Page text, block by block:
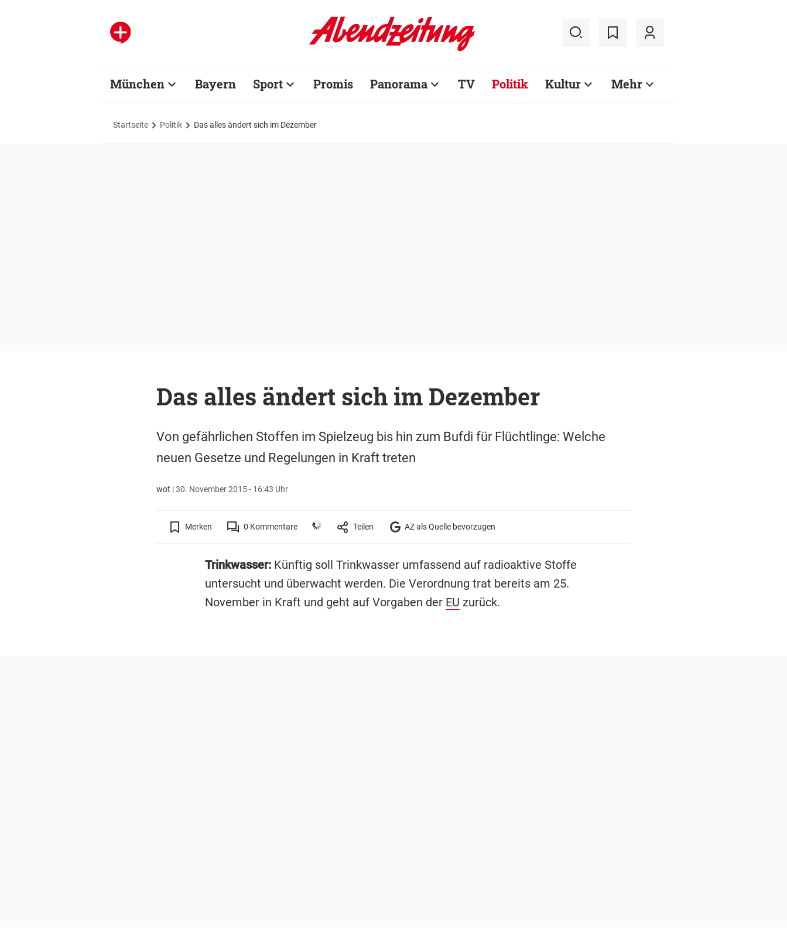
München Bayern Sport Promis Panorama TV Politik Kultur Mehr
Startseite Politik Das alles ändert sich im Dezember
Das alles ändert sich im Dezember
Von gefährlichen Stoffen im Spielzeug bis hin zum Bufdi für Flüchtlinge: Welche
neuen Gesetze und Regelungen in Kraft treten
wot |30. November 2015 - 16:43 Uhr
Merken 0 Kommentare Teilen AZ als Quelle bevorzugen
Trinkwasser:Künftig soll Trinkwasser umfassend auf radioaktive Stoffe
untersucht und überwacht werden. Die Verordnung trat bereits am 25.
November in Kraft und geht auf Vorgaben der EU zurück.